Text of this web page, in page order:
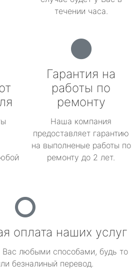
течении часа.
Гарантия на
работы по
ремонту
Наша компания
предоставляет гарантию
на выполненые работы по
ремонту до 2 лет.
оплата наших услуг
любыми способами, будь то
безналиный перевод.